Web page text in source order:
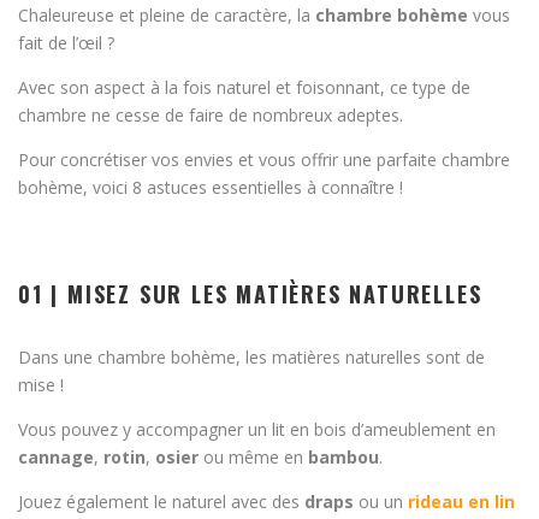
Chaleureuse et pleine de caractère, la chambre bohème vous
fait de l’œil ?
Avec son aspect à la fois naturel et foisonnant, ce type de
chambre ne cesse de faire de nombreux adeptes.
Pour concrétiser vos envies et vous offrir une parfaite chambre
bohème, voici 8 astuces essentielles à connaître !
01 | MISEZ SUR LES MATIÈRES NATURELLES
Dans une chambre bohème, les matières naturelles sont de
mise !
Vous pouvez y accompagner un lit en bois d’ameublement en
cannage, rotin, osier ou même en bambou.
Jouez également le naturel avec des draps ou un rideau en lin